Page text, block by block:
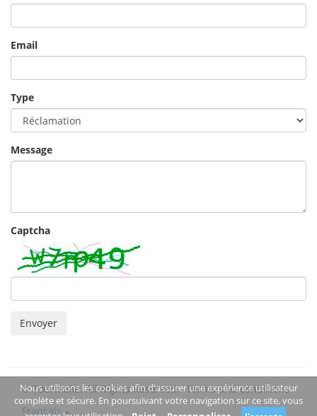
Email
Type
Message
Captcha
Envoyer
© Tourmake. All Rights Reserved -Terms and conditions
Français
Nous utilisons les cookies afin d'assurer une expérience utilisateur
complète et sécure. En poursuivant votre navigation sur ce site, vous